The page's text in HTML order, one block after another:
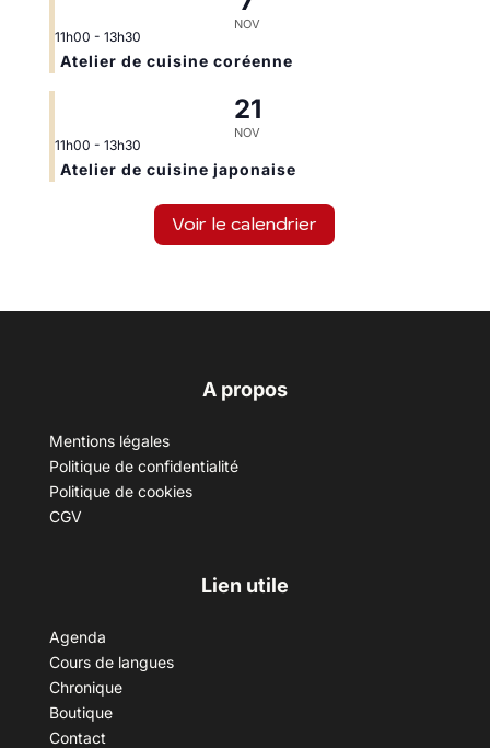
NOV
11h00 - 13h30
Atelier de cuisine coréenne
21
NOV
11h00 - 13h30
Atelier de cuisine japonaise
Voir le calendrier
A propos
Mentions légales
Politique de confidentialité
Politique de cookies
CGV
Lien utile
Agenda
Cours de langues
Chronique
Boutique
Contact